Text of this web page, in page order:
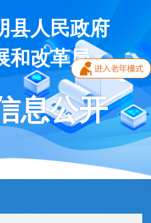
县人民政府
和改革局
息公开